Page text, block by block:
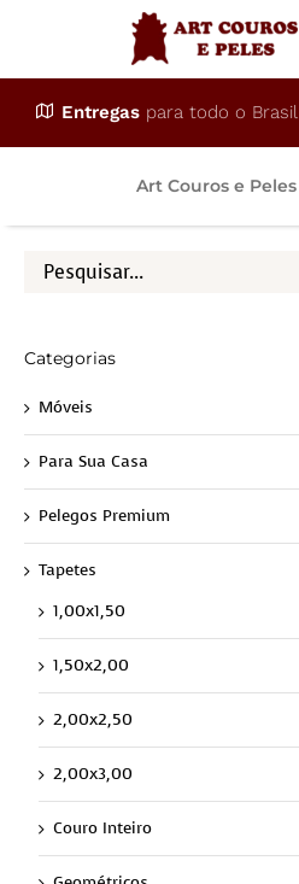
conteúdoEntregas para todo o Brasil
Art Couros e Peles
Categorias
Móveis
Para Sua Casa
Pelegos Premium
Tapetes
1,00x1,50
1,50x2,00
2,00x2,50
2,00x3,00
Couro Inteiro